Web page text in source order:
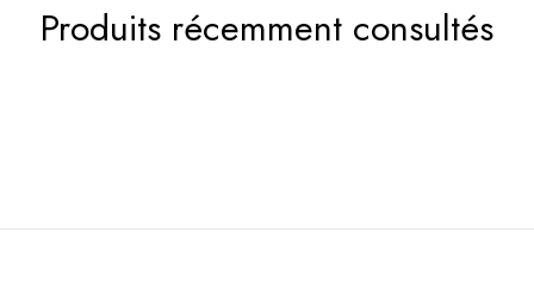
Produits récemment consultés